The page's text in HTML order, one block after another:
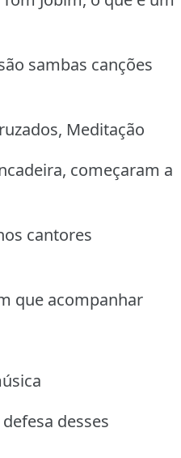
sambas canções
Meditação
começaram a
cantores
que acompanhar
desses